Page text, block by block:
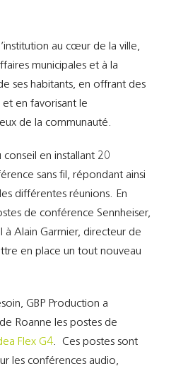
au cœur de la ville,
municipales et à la
ses habitants, en offrant des
et en favorisant le
de la communauté.
conseil en installant 20
sans fil, répondant ainsi
différentes réunions. En
de conférence Sennheiser,
à Alain Garmier, directeur de
en place un tout nouveau
GBP Production a
Roanne les postes de
Flex G4.
Ces postes sont
les conférences audio,